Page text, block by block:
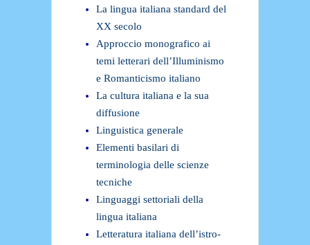
La lingua italiana standard del
XX secolo
Approccio monografico ai
temi letterari dell’Illuminismo
e Romanticismo italiano
La cultura italiana e la sua
diffusione
Linguistica generale
Elementi basilari di
terminologia delle scienze
tecniche
Linguaggi settoriali della
lingua italiana
Letteratura italiana dell’istro-